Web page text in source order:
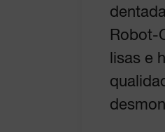
Robot-
lisas e